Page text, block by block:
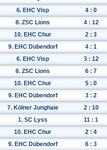
6. EHC Visp 4 : 0
8. ZSC Lions 4: 12
10. EHC Chur 2 : 3
9. EHC Dübendorf 4 : 1
6. EHC Visp 3: 12
8. ZSC Lions 6 : 7
10. EHC Chur 5 : 0
9. EHC Dübendorf 3 : 2
7. Kölner Junghaie 2: 10
1. SC Lyss 11 : 1
10. EHC Chur 2 : 4
9. EHC Dübendorf 6 : 3